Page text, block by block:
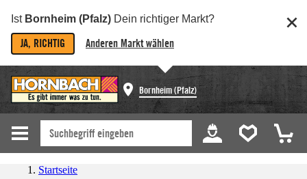
Ist Bornheim (Pfalz) Dein richtiger Markt?
JA, RICHTIG Anderen Markt wählen
Bornheim (Pfalz)
Startseite